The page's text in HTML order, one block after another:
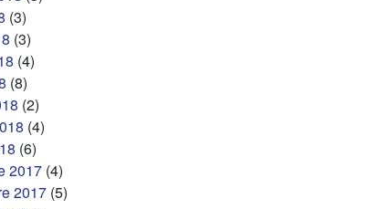
(3)
(3)
(4)
(8)
(2)
(4)
(6)
2017 (4)
2017 (5)